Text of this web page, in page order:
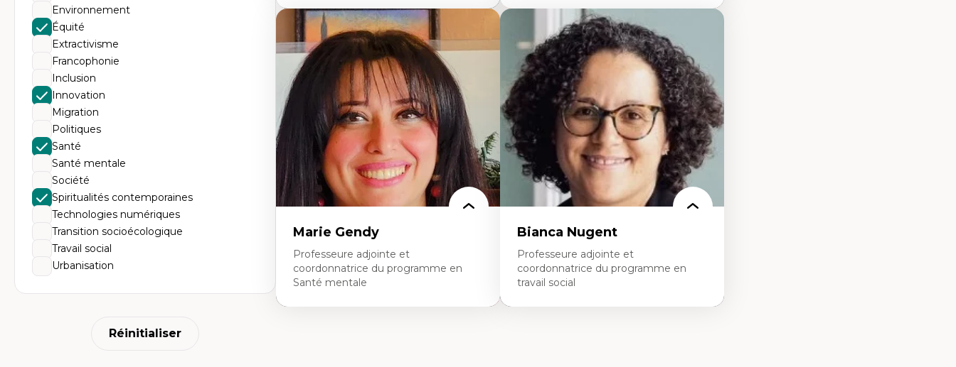
Environnement
Équité
Extractivisme
Francophonie
Inclusion
Innovation
Migration
Politiques
Santé
Santé mentale
Société
Spiritualités contemporaines
Technologies numériques
Transition socioécologique
Travail social
Urbanisation
Réinitialiser
Expertises
Pédagogies critiques et justice sociale
Éthique relationnelle et sollicitude en
éducation
Décolonisation et autochtonisation de la
formation à l’enseignement
Littératie et didactique du français
Éducation inclusive
Formation à l’enseignement en contexte
francophone minoritaire
Identité linguistique et culturelle
Recherche-action et approches
participatives
Leadership éducatif et pratiques réflexives
Éducation durable et bien-être en
enseignement
Expertises
Les apports pédagogiques des théories de
l'affect, du posthumanisme, du féminisme
dans l'éducation aux sciences
L'apprentissage des sciences/STIM dans une
perspective socioécologique de care
L’insertion professionnelle des
enseignant.e.s
Marie Gendy
Professeure adjointe et
coordonnatrice du programme en
Santé mentale
Bianca Nugent
Professeure adjointe et
coordonnatrice du programme en
travail social